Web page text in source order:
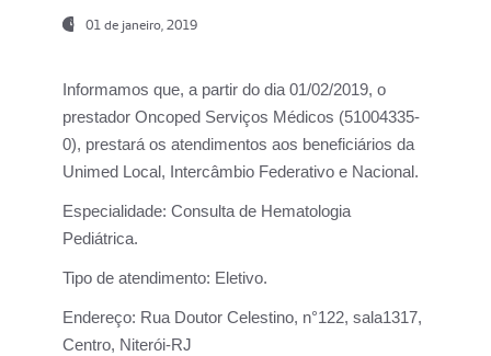
01 de janeiro, 2019
Informamos que, a partir do dia 01/02/2019, o
prestador Oncoped Serviços Médicos (51004335-
0), prestará os atendimentos aos beneficiários da
Unimed Local, Intercâmbio Federativo e Nacional.
Especialidade: Consulta de Hematologia
Pediátrica.
Tipo de atendimento: Eletivo.
Endereço: Rua Doutor Celestino, n°122, sala1317,
Centro, Niterói-RJ